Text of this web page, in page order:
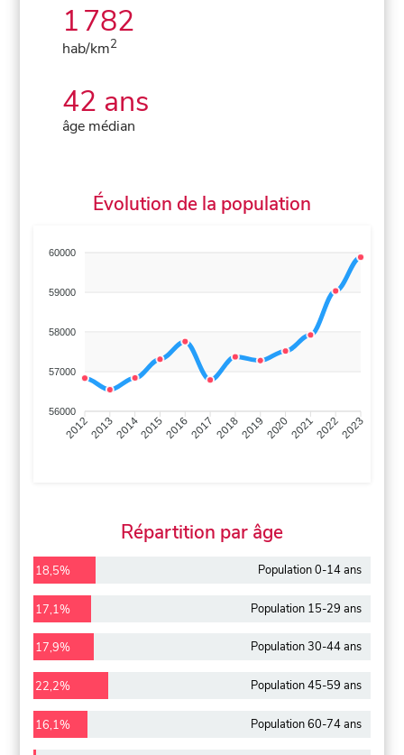
1 782
hab/km2
42 ans
âge médian
Évolution de la population
60000
59000
58000
57000
56000
201220132014201520162017 201820192020202120222023
Répartition par âge
18,5% Population 0-14 ans
17,1% Population 15-29 ans
17,9% Population 30-44 ans
22,2% Population 45-59 ans
16,1% Population 60-74 ans